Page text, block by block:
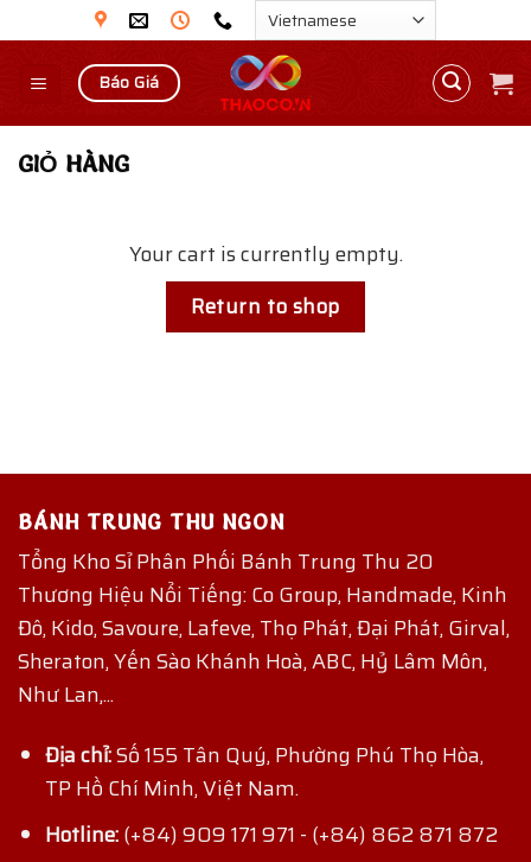
to
content
Báo Giá
GIỎ HÀNG
Your cart is currently empty.
Return to shop
BÁNH TRUNG THU NGON
Tổng Kho Sỉ Phân Phối Bánh Trung Thu 20
Thương Hiệu Nổi Tiếng: Co Group, Handmade, Kinh
Đô, Kido, Savoure, Lafeve, Thọ Phát, Đại Phát, Girval,
Sheraton, Yến Sào Khánh Hoà, ABC, Hỷ Lâm Môn,
Như Lan,...
Địa chỉ:Số 155 Tân Quý, Phường Phú Thọ Hòa,
TP Hồ Chí Minh, Việt Nam.
Hotline:(+84) 909 171 971 - (+84) 862 871 872